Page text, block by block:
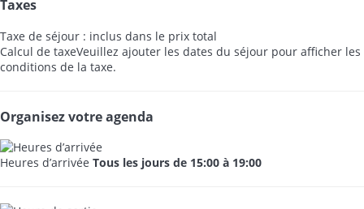
Taxes
Taxe de séjour : inclus dans le prix total
Calcul de taxeVeuillez ajouter les dates du séjour pour afficher les
conditions de la taxe.
Organisez votre agenda
Heures d’arrivée Tous les jours de 15:00 à 19:00